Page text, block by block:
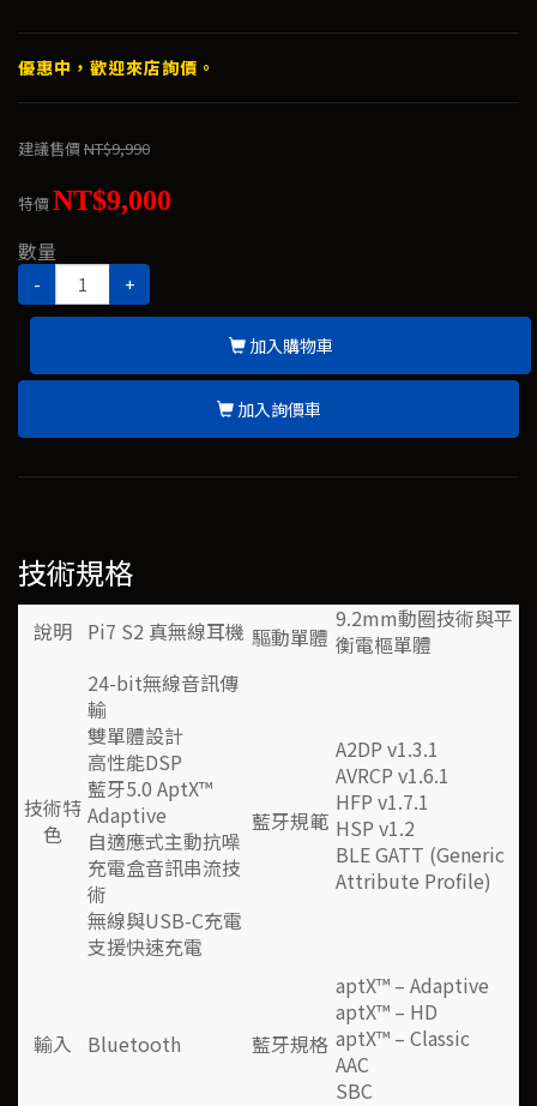
優惠中，歡迎來店詢價。
建議售價NT$9,990
特價NT$9,000
數量
- +
加入購物車
加入詢價車
技術規格
說明 Pi7 S2 真無線耳機 驅動單體
9.2mm動圈技術與平
衡電樞單體
技術特
色
24-bit無線音訊傳
輸
雙單體設計
高性能DSP
藍牙5.0 AptX™
Adaptive
自適應式主動抗噪
充電盒音訊串流技
術
無線與USB-C充電
支援快速充電
藍牙規範
A2DP v1.3.1
AVRCP v1.6.1
HFP v1.7.1
HSP v1.2
BLE GATT (Generic
Attribute Profile)
輸入 Bluetooth 藍牙規格
aptX™ – Adaptive
aptX™ – HD
aptX™ – Classic
AAC
SBC